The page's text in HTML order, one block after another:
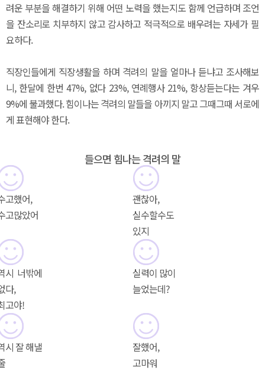
려운 부분을 해결하기 위해 어떤 노력을 했는지도 함께 언급하며 조언
을 잔소리로 치부하지 않고 감사하고 적극적으로 배우려는 자세가 필
요하다.
직장인들에게 직장생활을 하며 격려의 말을 얼마나 듣냐고 조사해보
니, 한달에 한번 47%, 없다 23%, 연례행사 21%, 항상듣는다는 겨우
9%에 불과했다. 힘이나는 격려의 말들을 아끼지 말고 그때그때 서로에
게 표현해야 한다.
들으면 힘나는 격려의 말
고했어,
고많았어
괜찮아,
실수할수도
있지
시 너밖에
다,
고야!
실력이 많이
늘었는데?
시 잘 해낼
잘했어,
고마워